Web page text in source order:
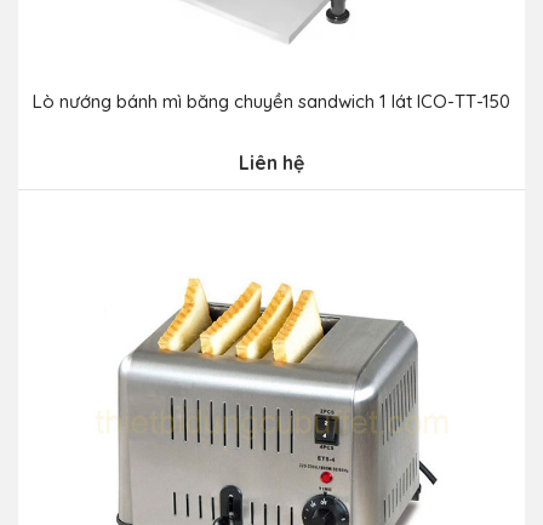
Lò nướng bánh mì băng chuyền sandwich 1 lát ICO-TT-150
Liên hệ